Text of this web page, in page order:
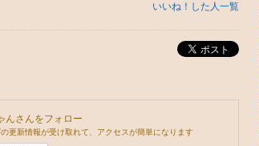
いいね！した人一覧
ポスト
んさんをフォロー
更新情報が受け取れて、アクセスが簡単になります